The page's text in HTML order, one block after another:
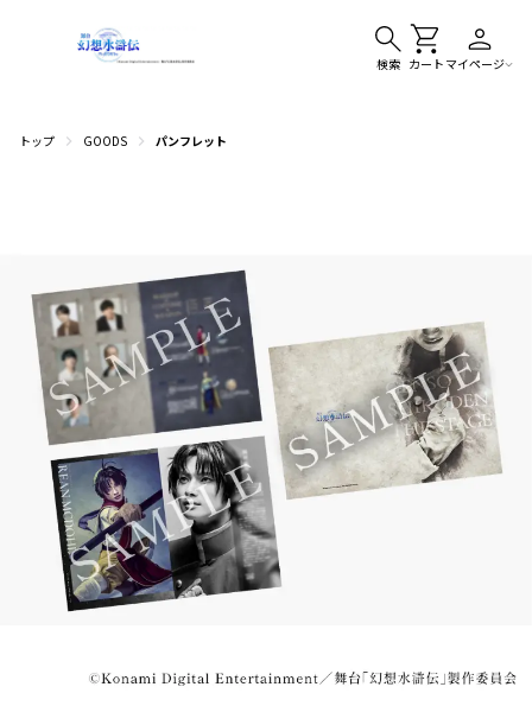
検索 カート マイページ
トップ GOODS パンフレット